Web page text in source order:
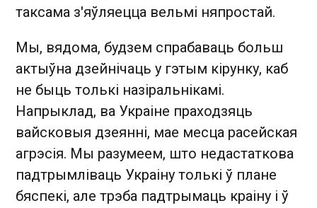
таксама з'яўляецца вельмі няпростай.
Мы, вядома, будзем спрабаваць больш
актыўна дзейнічаць у гэтым кірунку, каб
не быць толькі назіральнікамі.
Напрыклад, ва Украіне праходзяць
вайсковыя дзеянні, мае месца расейская
агрэсія. Мы разумеем, што недастаткова
падтрымліваць Украіну толькі ў плане
бяспекі, але трэба падтрымаць краіну і ў